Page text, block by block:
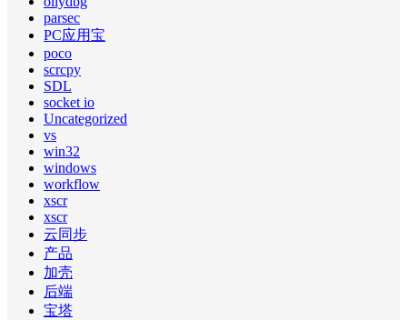
parsec
PC应用宝
poco
scrcpy
SDL
socket io
Uncategorized
vs
win32
windows
workflow
xscr
xscr
云同步
产品
加壳
后端
宝塔